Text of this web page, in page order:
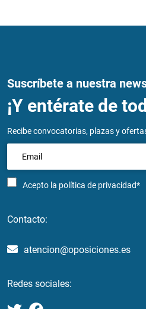
Suscríbete a nuestra
¡Y entérate de
Recibe convocatorias, plazas y
Acepto la política de privacidad*
Contacto:
atencion@oposiciones.es
Redes sociales: